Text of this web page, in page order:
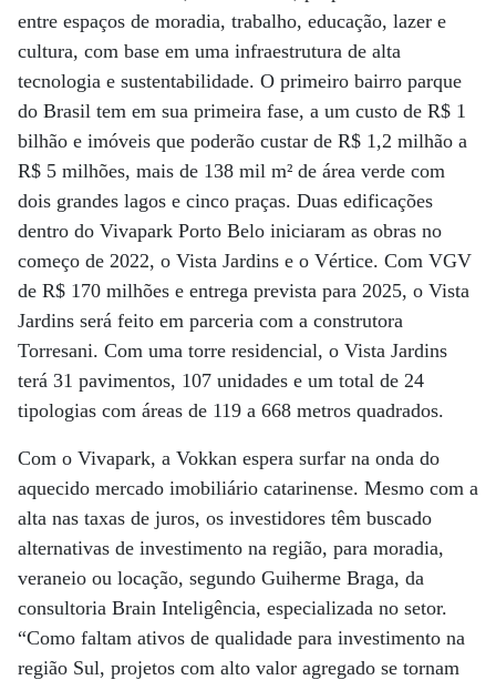
entre espaços de moradia, trabalho, educação, lazer e
cultura, com base em uma infraestrutura de alta
tecnologia e sustentabilidade. O primeiro bairro parque
do Brasil tem em sua primeira fase, a um custo de R$ 1
bilhão e imóveis que poderão custar de R$ 1,2 milhão a
R$ 5 milhões, mais de 138 mil m² de área verde com
dois grandes lagos e cinco praças. Duas edificações
dentro do Vivapark Porto Belo iniciaram as obras no
começo de 2022, o Vista Jardins e o Vértice. Com VGV
de R$ 170 milhões e entrega prevista para 2025, o Vista
Jardins será feito em parceria com a construtora
Torresani. Com uma torre residencial, o Vista Jardins
terá 31 pavimentos, 107 unidades e um total de 24
tipologias com áreas de 119 a 668 metros quadrados.
Com o Vivapark, a Vokkan espera surfar na onda do
aquecido mercado imobiliário catarinense. Mesmo com a
alta nas taxas de juros, os investidores têm buscado
alternativas de investimento na região, para moradia,
veraneio ou locação, segundo Guiherme Braga, da
consultoria Brain Inteligência, especializada no setor.
“Como faltam ativos de qualidade para investimento na
região Sul, projetos com alto valor agregado se tornam